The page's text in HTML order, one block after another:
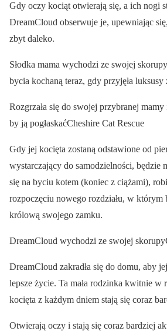
Gdy oczy kociąt otwierają się, a ich nogi
DreamCloud obserwuje je, upewniając
zbyt daleko.
Słodka mama wychodzi ze swojej
bycia kochaną teraz, gdy przyjęła
Rozgrzała się do swojej przybranej
by ją pogłaskaćCheshire Cat Rescue
Gdy jej kocięta zostaną odstawione od
wystarczający do samodzielności, będzie
się na byciu kotem (koniec z ciążami),
rozpoczęciu nowego rozdziału, w którym
królową swojego zamku.
DreamCloud wychodzi ze swojej
DreamCloud zakradła się do domu, aby
lepsze życie. Ta mała rodzinka kwitnie w
kocięta z każdym dniem stają się coraz
Otwierają oczy i stają się coraz bardziej